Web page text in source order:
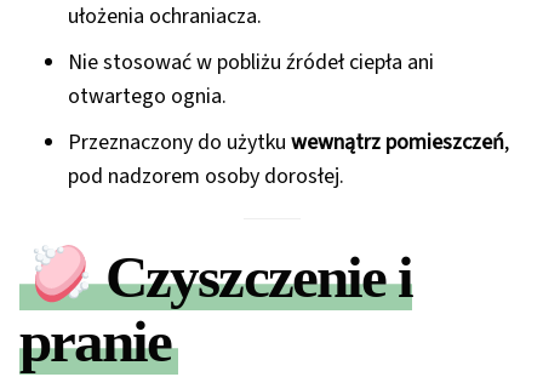
ułożenia ochraniacza.
Nie stosować w pobliżu źródeł ciepła ani
otwartego ognia.
Przeznaczony do użytku wewnątrz pomieszczeń,
pod nadzorem osoby dorosłej.
Czyszczenie i
pranie